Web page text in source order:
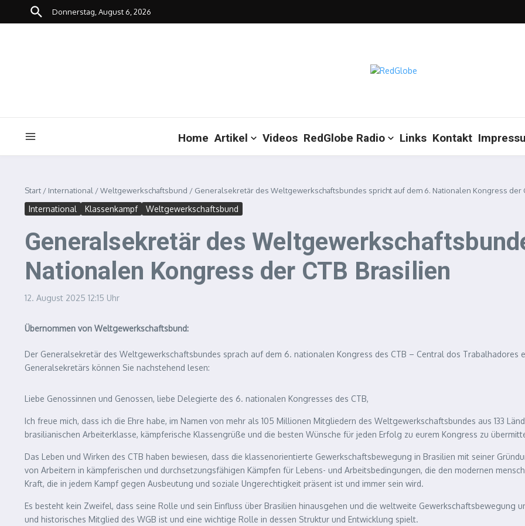
Zum Inhalt springen
Donnerstag, August 6, 2026
Home Artikel Videos RedGlobe Radio Links Kontakt
Start / International /Weltgewerkschaftsbund / Generalsekretär des Weltgewerkschaftsbundes spricht auf dem 6. Nationalen Kongress der
International Klassenkampf Weltgewerkschaftsbund
Generalsekretär des
Nationalen Kongress der CTB Brasilien
12. August 2025 12:15 Uhr
Übernommen von Weltgewerkschaftsbund:
Der Generalsekretär des Weltgewerkschaftsbundes sprach auf dem 6. nationalen Kongress des CTB – Central dos Trabalhadores
Generalsekretärs können Sie nachstehend lesen:
Liebe Genossinnen und Genossen, liebe Delegierte des 6. nationalen Kongresses des CTB,
Ich freue mich, dass ich die Ehre habe, im Namen von mehr als 105 Millionen Mitgliedern des Weltgewerkschaftsbundes aus 133
brasilianischen Arbeiterklasse, kämpferische Klassengrüße und die besten Wünsche für jeden Erfolg zu eurem Kongress zu
Das Leben und Wirken des CTB haben bewiesen, dass die klassenorientierte Gewerkschaftsbewegung in Brasilien mit seiner
von Arbeitern in kämpferischen und durchsetzungsfähigen Kämpfen für Lebens- und Arbeitsbedingungen, die den modernen
Kraft, die in jedem Kampf gegen Ausbeutung und soziale Ungerechtigkeit präsent ist und immer sein wird.
Es besteht kein Zweifel, dass seine Rolle und sein Einfluss über Brasilien hinausgehen und die weltweite Gewerkschaftsbewegung
und historisches Mitglied des WGB ist und eine wichtige Rolle in dessen Struktur und Entwicklung spielt.